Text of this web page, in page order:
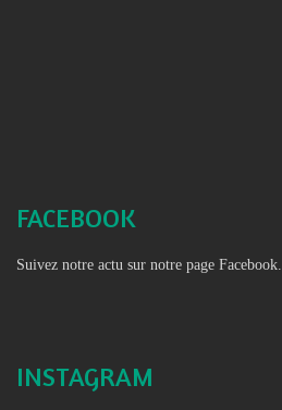
FACEBOOK
Suivez notre actu sur notre page Facebook.
INSTAGRAM